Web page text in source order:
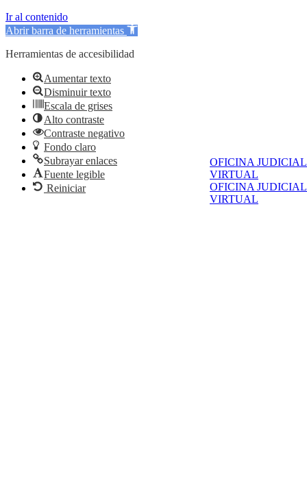
OFICINA JUDICIAL
VIRTUAL
OFICINA JUDICIAL
VIRTUAL
Ir al contenido
Abrir barra de herramientas
Herramientas de accesibilidad
Aumentar texto
Disminuir texto
Escala de grises
Alto contraste
Contraste negativo
Fondo claro
Subrayar enlaces
Fuente legible
Reiniciar